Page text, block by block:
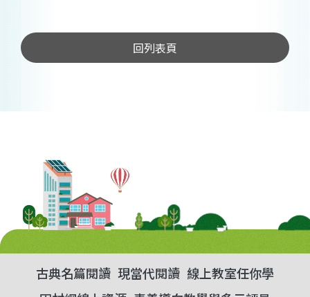
回列表頁
古典名篇閱讀 現當代閱讀 線上教室任你學